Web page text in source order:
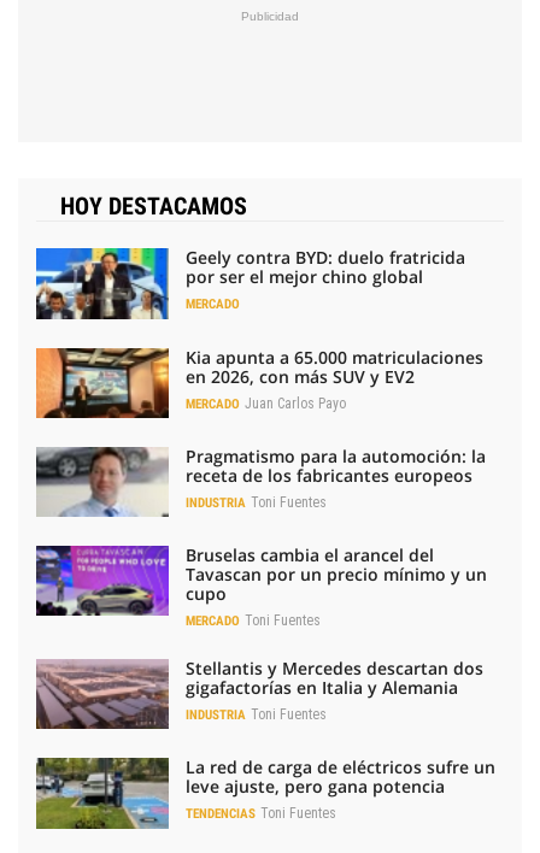
HOY DESTACAMOS
Geely contra BYD: duelo fratricida
por ser el mejor chino global
MERCADO
Kia apunta a 65.000 matriculaciones
en 2026, con más SUV y EV2
MERCADO Juan Carlos Payo
Pragmatismo para la automoción: la
receta de los fabricantes europeos
INDUSTRIA Toni Fuentes
Bruselas cambia el arancel del
Tavascan por un precio mínimo y un
cupo
MERCADO Toni Fuentes
Stellantis y Mercedes descartan dos
gigafactorías en Italia y Alemania
INDUSTRIA Toni Fuentes
La red de carga de eléctricos sufre un
leve ajuste, pero gana potencia
TENDENCIAS Toni Fuentes